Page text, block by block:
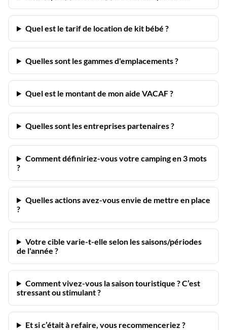
Quel est le tarif de location de kit bébé ?
Quelles sont les gammes d'emplacements ?
Quel est le montant de mon aide VACAF ?
Quelles sont les entreprises partenaires ?
Comment définiriez-vous votre camping en 3 mots
?
Quelles actions avez-vous envie de mettre en place
?
Votre cible varie-t-elle selon les saisons/périodes
de l'année ?
Comment vivez-vous la saison touristique ? C’est
stressant ou stimulant ?
Et si c’était à refaire, vous recommenceriez ?